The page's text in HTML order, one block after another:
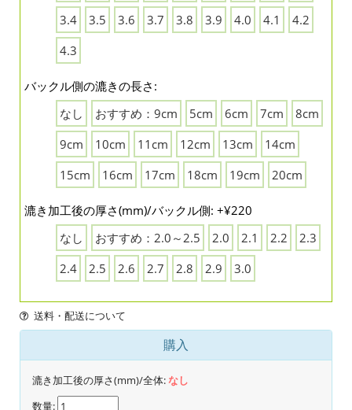
3.4
3.5 3.6 3.7 3.8 3.9 4.0 4.1
4.2
4.3
バックル側の漉きの長さ:
なし
おすすめ：9cm 5cm 6cm 7cm
8cm
9cm
10cm 11cm 12cm 13cm
14cm
15cm
16cm 17cm 18cm 19cm 20cm
漉き加工後の厚さ(mm)/バックル側: +¥220
なし
おすすめ：2.0～2.5 2.0 2.1 2.2
2.3
2.4
2.5 2.6 2.7 2.8 2.9 3.0
送料・配送について
購入
漉き加工後の厚さ(mm)/全体:なし
数量: